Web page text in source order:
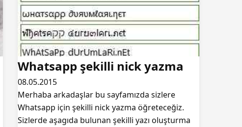
Whatsapp şekilli nick yazma
08.05.2015
Merhaba arkadaşlar bu sayfamızda sizlere
Whatsapp için şekilli nick yazma öğreteceğiz.
Sizlerde aşagıda bulunan şekilli yazı oluşturma